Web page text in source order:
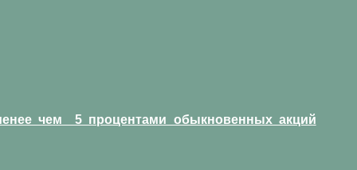
чем 5 процентами обыкновенных акций